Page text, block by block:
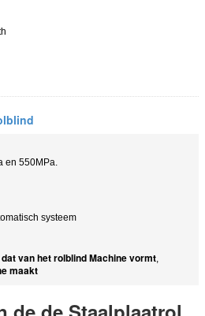
en 550MPa.
systeem
van het rolblind Machine vormt,
maakt